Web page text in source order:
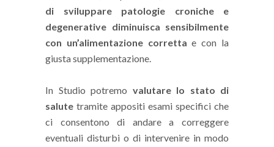
di sviluppare patologie croniche e
degenerative diminuisca sensibilmente
con un’alimentazione corretta e con la
giusta supplementazione.
In Studio potremo valutare lo stato di
salute tramite appositi esami specifici che
ci consentono di andare a correggere
eventuali disturbi o di intervenire in modo